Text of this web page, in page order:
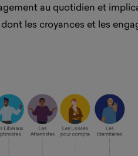
au quotidien et
les croyances et les